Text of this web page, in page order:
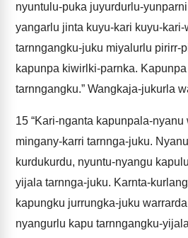
nyuntulu-puka juyurdurlu-
yangarlu jinta kuyu-kari kuyu-
tarnngangku-juku miyalurlu pirirr-
kapunpa kiwirlki-parnka.
tarnngangku.” Wangkaja-jukurla
15 “Kari-nganta kapunpala-nyanu
mingany-karri tarnnga-juku.
kurdukurdu, nyuntu-nyangu
yijala tarnnga-juku. Karnta-
kapungku jurrungka-juku
nyangurlu kapu tarnngangku-